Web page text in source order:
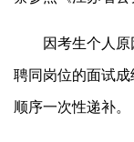
因考生个人
聘同岗位的面试
顺序一次性递补。